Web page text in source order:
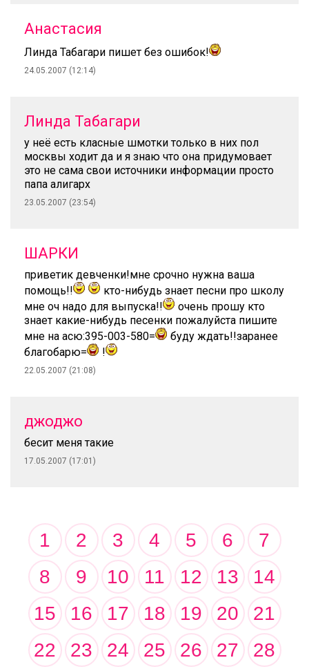
Анастасия
Линда Табагари пишет без ошибок!
24.05.2007 (12:14)
Линда Табагари
у неё есть класные шмотки только в них пол
москвы ходит да и я знаю что она придумовает
это не сама свои источники информации просто
папа алигарх
23.05.2007 (23:54)
ШАРКИ
приветик девченки!мне срочно нужна ваша
помощь!!
кто-нибудь знает песни про школу
мне оч надо для выпуска!!
очень прошу кто
знает какие-нибудь песенки пожалуйста пишите
мне на асю:395-003-580=
буду ждать!!заранее
благобарю=
!
22.05.2007 (21:08)
джоджо
бесит меня такие
17.05.2007 (17:01)
1 2 3 4 5 6
7
8
9 10 11 12 13
14
15
16 17 18 19 20
21
22
23 24 25 26 27
28